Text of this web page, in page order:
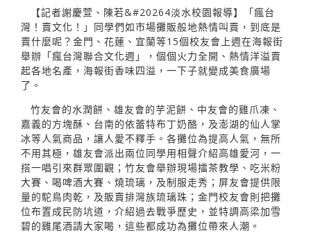
【記者謝慶萱、陳若&#20264淡水校園報導】「瘋台
灣！賣文化！」同學們如市場攤販般地熱情叫賣，到底是
賣什麼呢？金門、花蓮、宜蘭等15個校友會上週在海報街
舉辦「瘋台灣聯合文化週」，個個火力全開、熱情洋溢賣
起各地名產，海報街香味四溢，一下子就變成美食廣場
了。
竹友會的水潤餅、雄友會的芋泥餅、中友會的雞爪凍、
嘉義的方塊酥、台南的依蕾特布丁奶酪，及澎湖的仙人掌
冰等人氣商品，讓人愛不釋手。各攤位為提高人氣，無所
不用其極，雄友會派出兩位同學用相聲介紹高雄愛河，一
搭一唱引來群眾圍觀；竹友會舉辦現場擂茶教學、吃米粉
大賽、喝啤酒大賽、燒琉璃，及制服走秀；屏友會提供限
量的駝鳥肉乾，及販賣排灣族琉璃珠；金門校友會則把攤
位布置成民防坑道，介紹過去戰爭歷史，並特調高梁加雪
碧的雞尾酒請大家喝，這些都成功為攤位帶來人潮。